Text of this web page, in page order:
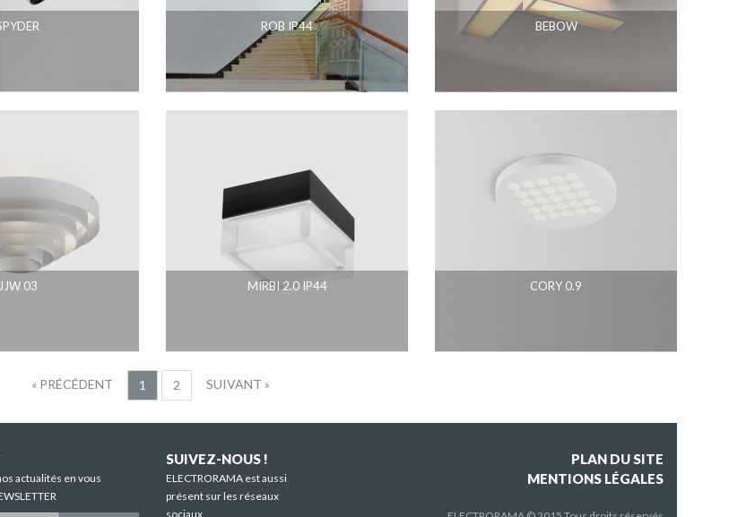
ROB IP44 BEBOW
JJW 03 MIRBI 2.0 IP44 CORY 0.9
« PRÉCÉDENT 1 2 SUIVANT »
actualités en vous
SUIVEZ-NOUS !
ELECTRORAMA est aussi
présent sur les réseaux
sociaux
PLAN DU SITE
MENTIONS LÉGALES